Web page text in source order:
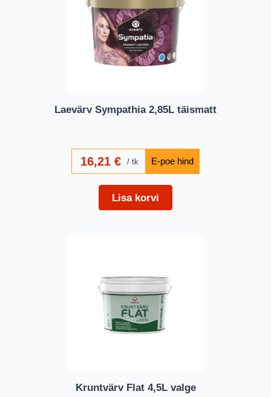
Laevärv Sympathia 2,85L täismatt
16,21 € tk
Lisa korvi
Kruntvärv Flat 4,5L valge